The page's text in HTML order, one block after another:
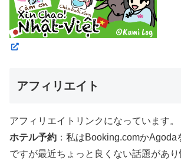
アフィリエイト
アフィリエイトリンクになっています。
ホテル予約 ：私はBooking.comか
ですが最近ちょっと良くない話題があ